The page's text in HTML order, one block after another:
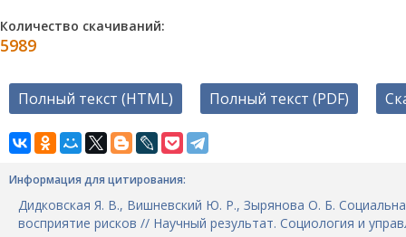
Количество скачиваний:
5989
Полный текст (HTML) Полный текст (PDF)
Информация для цитирования:
Дидковская Я. В., Вишневский Ю. Р., Зырянова О. Б.
восприятие рисков // Научный результат. Социология и